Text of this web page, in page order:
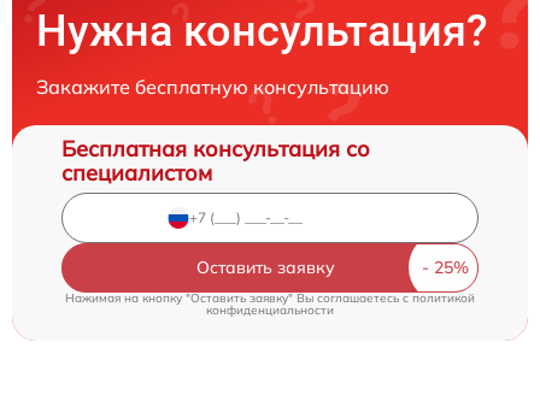
Нужна консультация?
Закажите бесплатную консультацию
Бесплатная консультация со
специалистом
Оставить заявку
Нажимая на кнопку "Оставить заявку" Вы соглашаетесь cполитикой
конфиденциальности